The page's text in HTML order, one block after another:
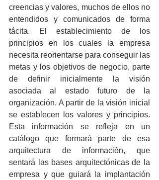
creencias y valores, muchos de ellos no
entendidos y comunicados de forma
tácita. El establecimiento de los
principios en los cuales la empresa
necesita reorientarse para conseguir las
metas y los objetivos de negocio, parte
de definir inicialmente la visión
asociada al estado futuro de la
organización. A partir de la visión inicial
se establecen los valores y principios.
Esta información se refleja en un
catálogo que formará parte de esa
arquitectura de información, que
sentará las bases arquitectónicas de la
empresa y que guiará la implantación